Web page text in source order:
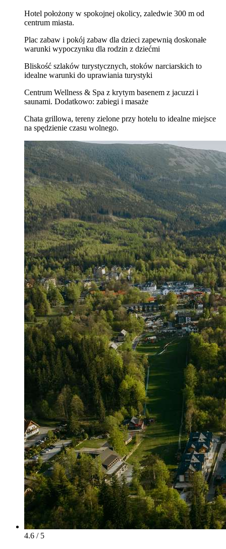
Hotel położony w spokojnej okolicy, zaledwie 300 m od
centrum miasta.
Plac zabaw i pokój zabaw dla dzieci zapewnią doskonałe
warunki wypoczynku dla rodzin z dziećmi
Bliskość szlaków turystycznych, stoków narciarskich to
idealne warunki do uprawiania turystyki
Centrum Wellness & Spa z krytym basenem z jacuzzi i
saunami. Dodatkowo: zabiegi i masaże
Chata grillowa, tereny zielone przy hotelu to idealne miejsce
na spędzienie czasu wolnego.
4.6 / 5